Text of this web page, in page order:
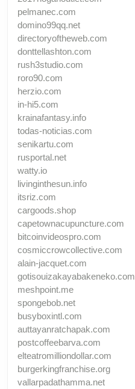
pelmanec.com
domino99qq.net
directoryoftheweb.com
donttellashton.com
rush3studio.com
roro90.com
herzio.com
in-hi5.com
krainafantasy.info
todas-noticias.com
senikartu.com
rusportal.net
watty.io
livinginthesun.info
itsriz.com
cargoods.shop
capetownacupuncture.com
bitcoinvideospro.com
cosmiccrowcollective.com
alain-jacquet.com
gotisouizakayabakeneko.com
meshpoint.me
spongebob.net
busyboxintl.com
auttayanratchapak.com
postcoffeebarva.com
elteatromilliondollar.com
burgerkingfranchise.org
vallarpadathamma.net